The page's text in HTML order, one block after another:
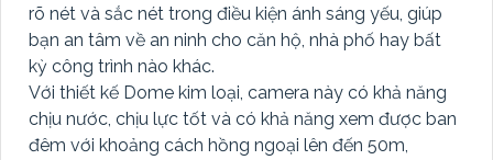
rõ nét và sắc nét trong điều kiện ánh sáng yếu, giúp
bạn an tâm về an ninh cho căn hộ, nhà phố hay bất
kỳ công trình nào khác.
Với thiết kế Dome kim loại, camera này có khả năng
chịu nước, chịu lực tốt và có khả năng xem được ban
đêm với khoảng cách hồng ngoại lên đến 50m,